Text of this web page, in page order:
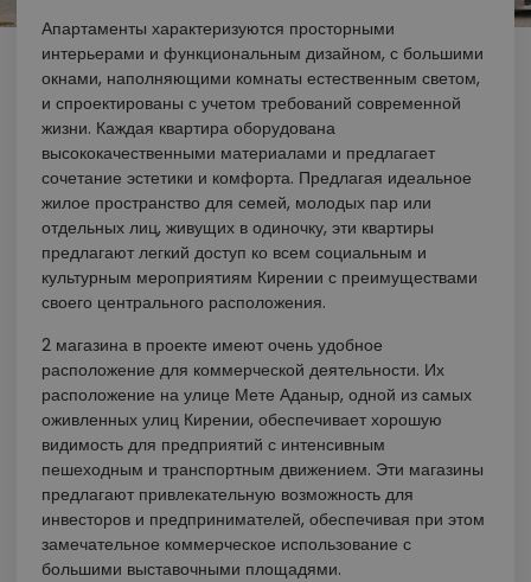
Апартаменты характеризуются просторными
интерьерами и функциональным дизайном, с большими
окнами, наполняющими комнаты естественным светом,
и спроектированы с учетом требований современной
жизни. Каждая квартира оборудована
высококачественными материалами и предлагает
сочетание эстетики и комфорта. Предлагая идеальное
жилое пространство для семей, молодых пар или
отдельных лиц, живущих в одиночку, эти квартиры
предлагают легкий доступ ко всем социальным и
культурным мероприятиям Кирении с преимуществами
своего центрального расположения.
2 магазина в проекте имеют очень удобное
расположение для коммерческой деятельности. Их
расположение на улице Мете Аданыр, одной из самых
оживленных улиц Кирении, обеспечивает хорошую
видимость для предприятий с интенсивным
пешеходным и транспортным движением. Эти магазины
предлагают привлекательную возможность для
инвесторов и предпринимателей, обеспечивая при этом
замечательное коммерческое использование с
большими выставочными площадями.